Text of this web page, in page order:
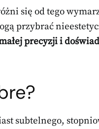
się od tego
przybrać
precyzji i
subtelnego,